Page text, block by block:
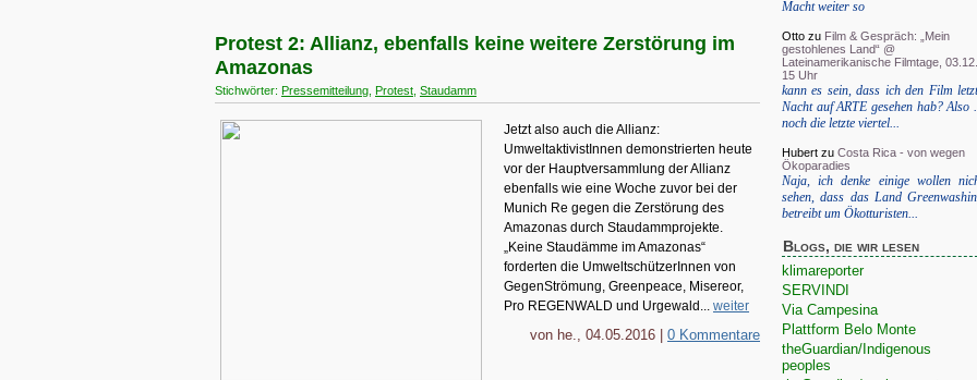
Protest 2: Allianz, ebenfalls keine weitere Zerstörung im
Amazonas
Stichwörter: Pressemitteilung Protest Staudamm
Jetzt also auch die Allianz:
UmweltaktivistInnen demonstrierten heute
vor der Hauptversammlung der Allianz
ebenfalls wie eine Woche zuvor bei der
Munich Re gegen die Zerstörung des
Amazonas durch Staudammprojekte.
„Keine Staudämme im Amazonas“
forderten die UmweltschützerInnen von
GegenStrömung, Greenpeace, Misereor,
Pro REGENWALD und Urgewald... weiter
von he., 04.05.2016 | 0 Kommentare
Macht weiter so
Otto zu Film & Gespräch: „Mein
gestohlenes Land“ @
Lateinamerikanische Filmtage, 03.12.,
15 Uhr
kann es sein, dass ich den Film
Nacht auf ARTE gesehen hab? Also ...
noch die letzte viertel...
Hubert zu Costa Rica - von wegen
Ökoparadies
Naja, ich denke einige wollen
sehen, dass das Land
betreibt um Ökotturisten...
Blogs, die wir lesen
klimareporter
SERVINDI
Via Campesina
Plattform Belo Monte
theGuardian/Indigenous
peoples